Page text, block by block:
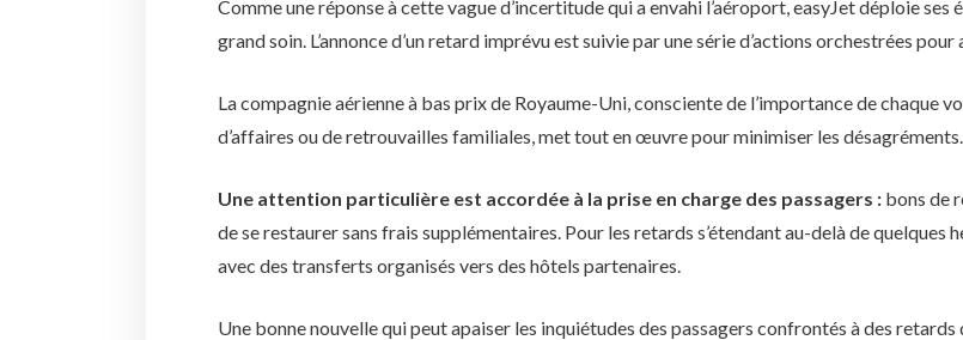
Comme une réponse à cette vague d’incertitude qui a envahi l’aéroport, easyJet déploie
grand soin. L’annonce d’un retard imprévu est suivie par une série d’actions orchestrées
La compagnie aérienne à bas prix de Royaume-Uni, consciente de l’importance de chaque
d’affaires ou de retrouvailles familiales, met tout en œuvre pour minimiser les désagréments.
Une attention particulière est accordée à la prise en charge des passagers : bons de
de se restaurer sans frais supplémentaires. Pour les retards s’étendant au-delà de quelques
avec des transferts organisés vers des hôtels partenaires.
Une bonne nouvelle qui peut apaiser les inquiétudes des passagers confrontés à des